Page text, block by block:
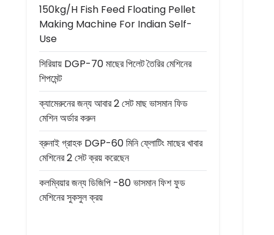
150kg/h Fish Feed Floating Pellet
Making Machine For Indian Self-
Use
সিরিয়ায় DGP-70 মাছের পিলেট তৈরির মেশিনের
শিপমেন্ট
ক্যামেরুনের জন্য আবার 2 সেট মাছ ভাসমান ফিড
মেশিন অর্ডার করুন
ব্রুনাই গ্রাহক DGP-60 মিনি ফ্লোটিং মাছের খাবার
মেশিনের 2 সেট ক্রয় করেছেন
কলম্বিয়ার জন্য ডিজিপি -80 ভাসমান ফিশ ফুড
মেশিনের সুকসুল ক্রয়